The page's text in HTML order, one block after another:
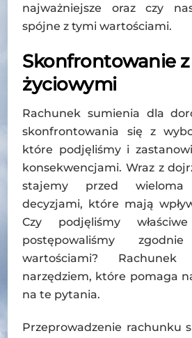
najważniejsze oraz czy
spójne z tymi wartościami.
Skonfrontowanie
życiowymi
Rachunek sumienia dla
skonfrontowania się z
które podjęliśmy i
konsekwencjami. Wraz z
stajemy przed
decyzjami, które mają
Czy podjęliśmy
postępowaliśmy
wartościami?
narzędziem, które pomaga
na te pytania.
Przeprowadzenie rachunku